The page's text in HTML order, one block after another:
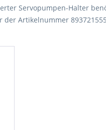
Servopumpen-Halter
Artikelnummer